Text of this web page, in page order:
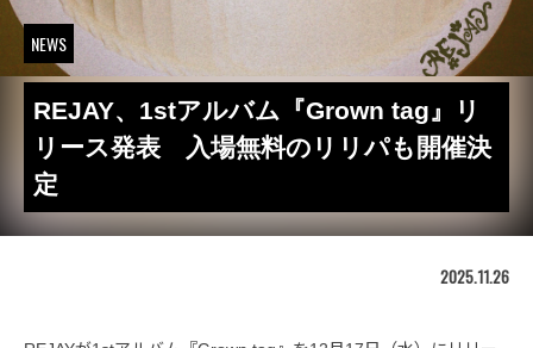
NEWS
REJAY、1stアルバム『Grown tag』リ
リース発表 入場無料のリリパも開催決
定
2025.11.26